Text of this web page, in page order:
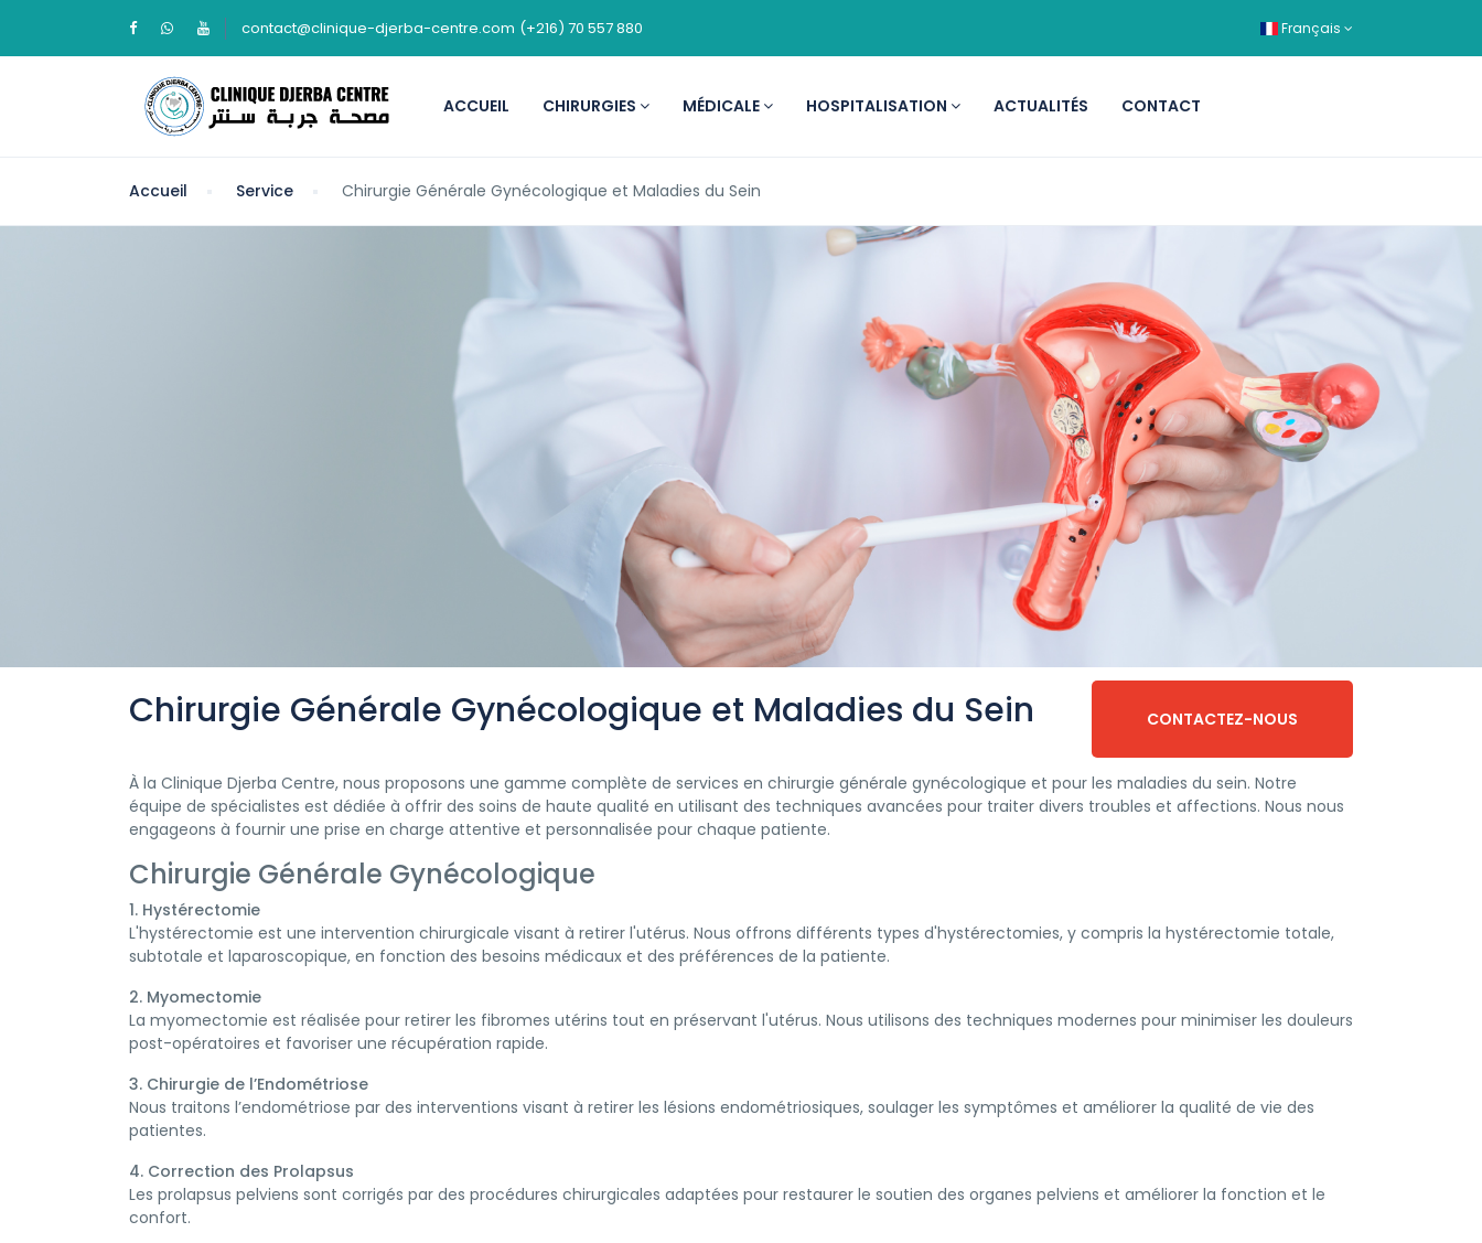
contact@clinique-djerba-centre.com (+216) 70 557 880 Français
ACCUEIL CHIRURGIES MÉDICALE HOSPITALISATION ACTUALITÉS CONTACT
Accueil Service Chirurgie Générale Gynécologique et Maladies du Sein
Chirurgie Générale Gynécologique et Maladies du Sein CONTACTEZ-NOUS
À la Clinique Djerba Centre, nous proposons une gamme complète de services en chirurgie générale gynécologique et pour les maladies du sein. Notre
équipe de spécialistes est dédiée à offrir des soins de haute qualité en utilisant des techniques avancées pour traiter divers troubles et affections. Nous nous
engageons à fournir une prise en charge attentive et personnalisée pour chaque patiente.
Chirurgie Générale Gynécologique
1. Hystérectomie
L'hystérectomie est une intervention chirurgicale visant à retirer l'utérus. Nous offrons différents types d'hystérectomies, y compris la hystérectomie totale,
subtotale et laparoscopique, en fonction des besoins médicaux et des préférences de la patiente.
2. Myomectomie
La myomectomie est réalisée pour retirer les fibromes utérins tout en préservant l'utérus. Nous utilisons des techniques modernes pour minimiser les douleurs
post-opératoires et favoriser une récupération rapide.
3. Chirurgie de l’Endométriose
Nous traitons l’endométriose par des interventions visant à retirer les lésions endométriosiques, soulager les symptômes et améliorer la qualité de vie des
patientes.
4. Correction des Prolapsus
Les prolapsus pelviens sont corrigés par des procédures chirurgicales adaptées pour restaurer le soutien des organes pelviens et améliorer la fonction et le
confort.